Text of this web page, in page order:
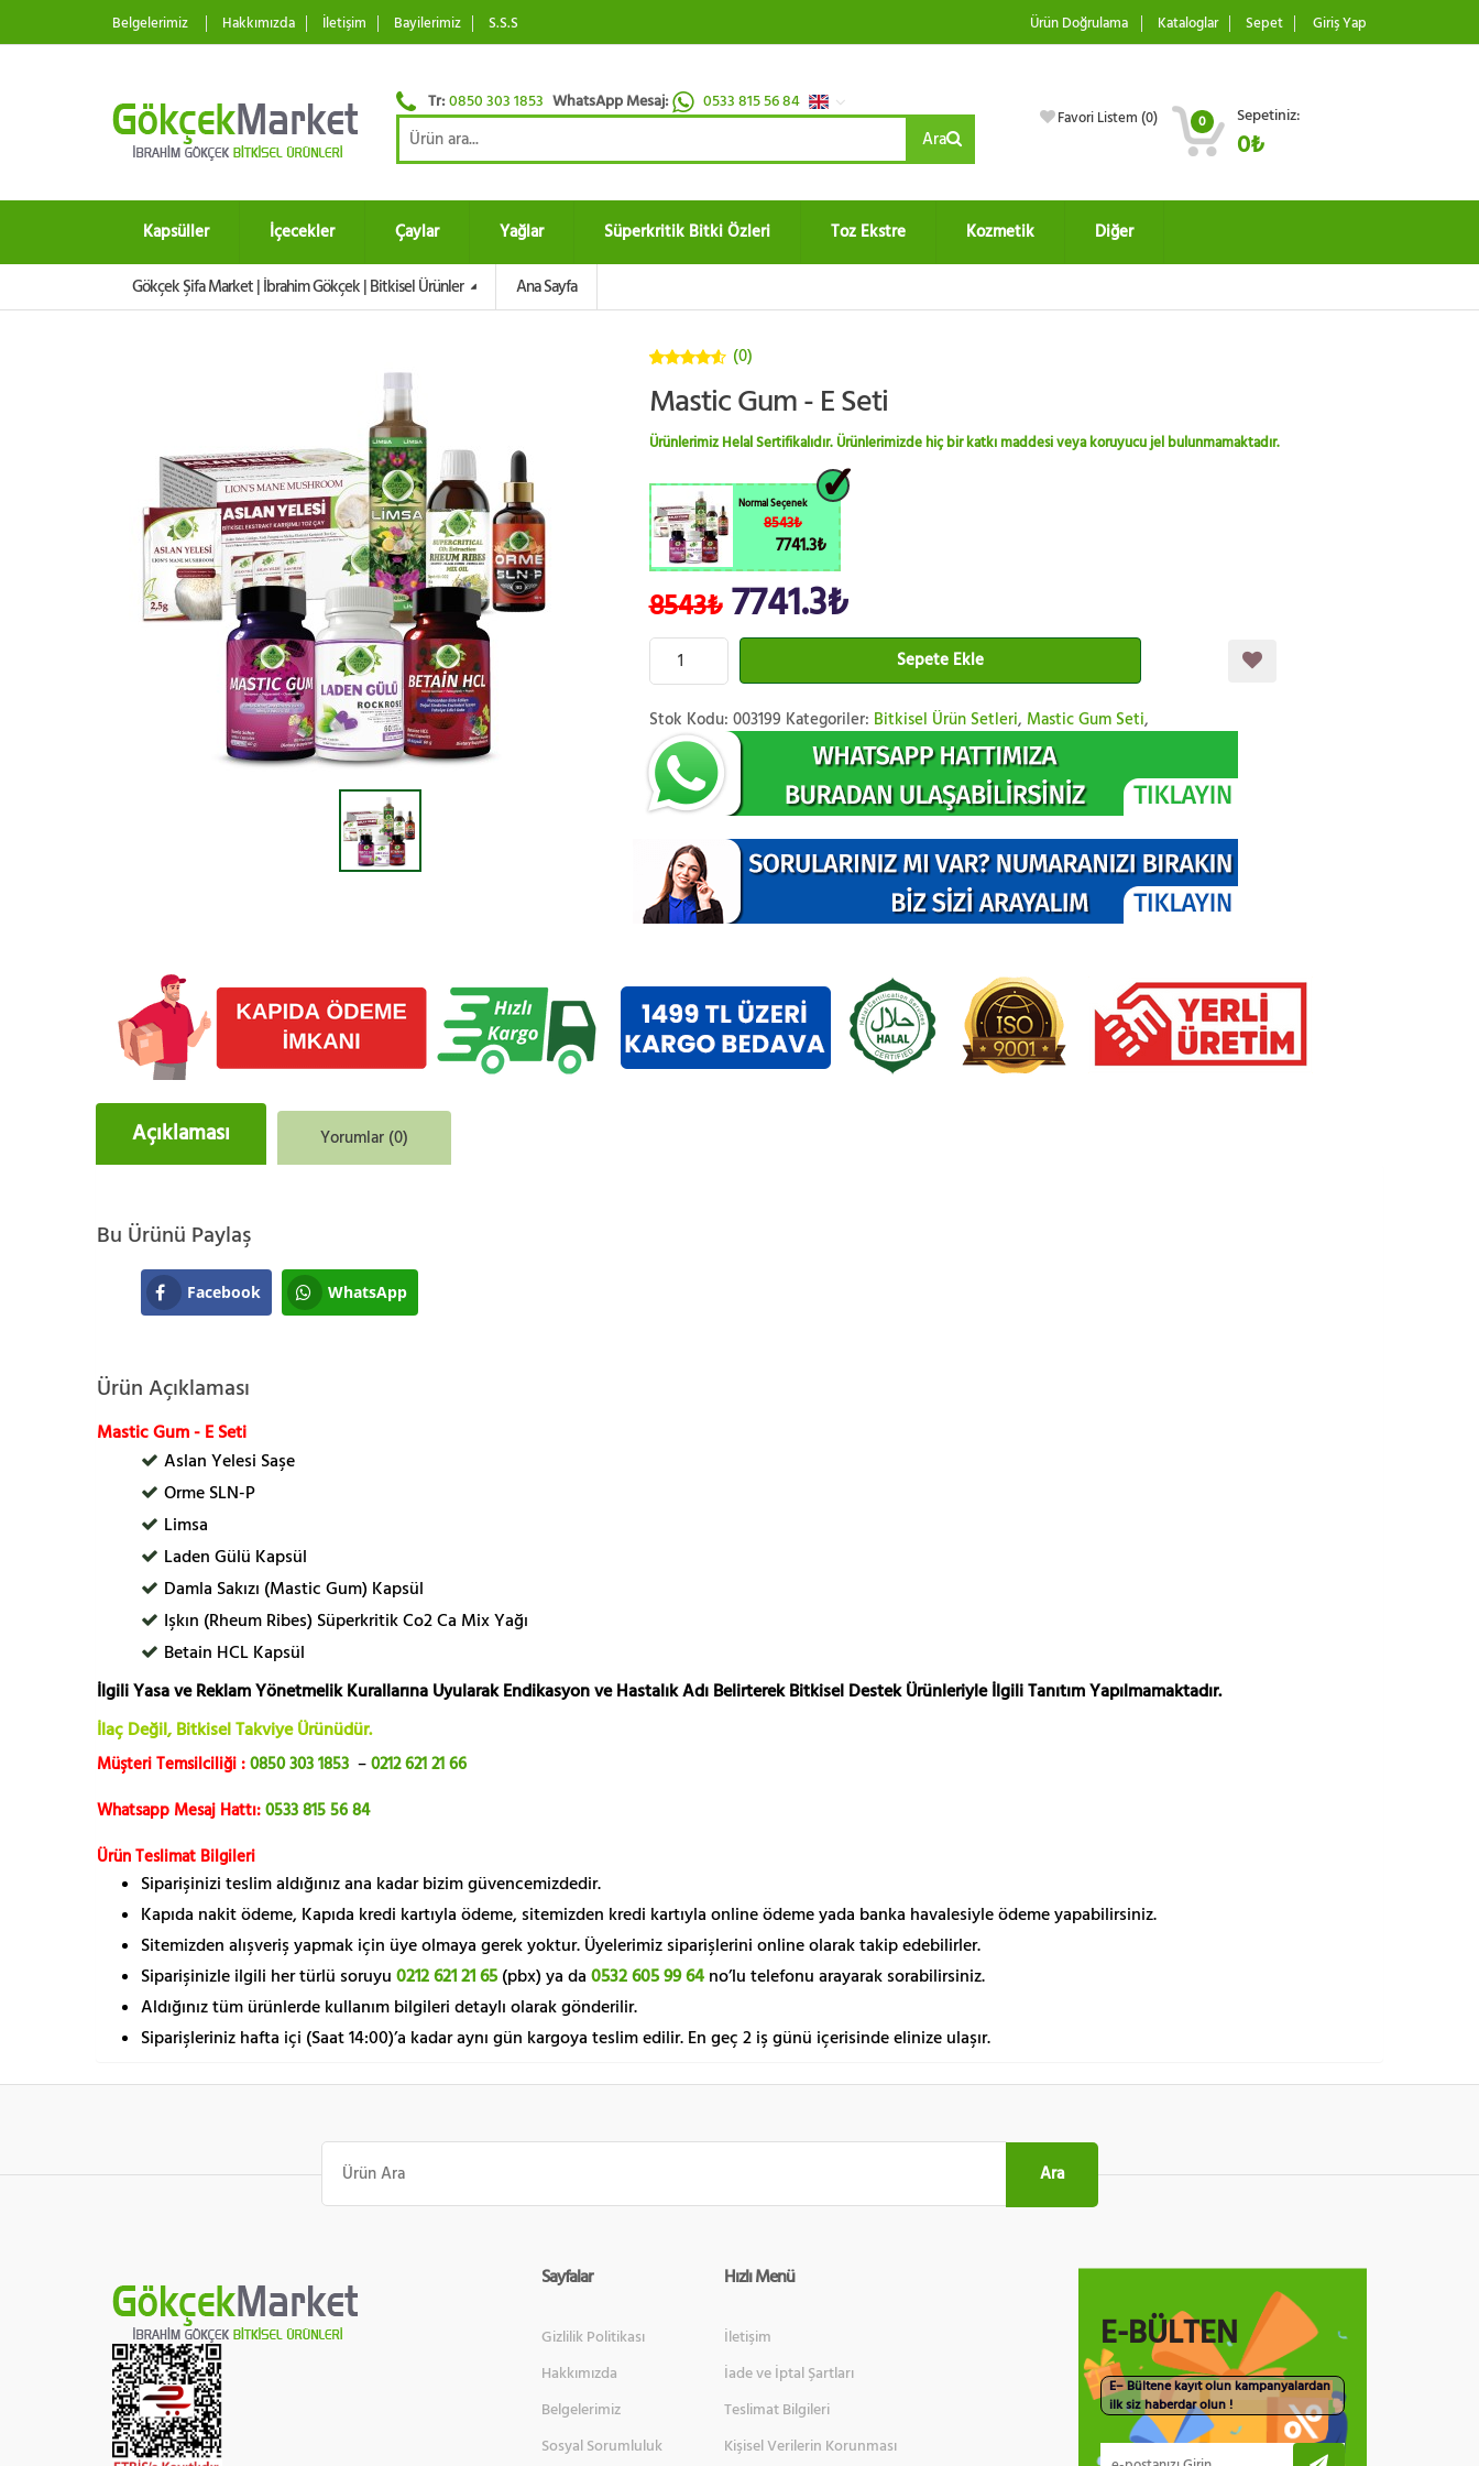
Belgelerimiz Hakkımızda İletişim Bayilerimiz S.S.S Ürün Doğrulama Kataloglar Sepet Giriş Yap
Tr:0850 303 1853 WhatsApp Mesaj: 0533 815 56 84
Ara
Favori Listem (0) 0 Sepetiniz:
0₺
Kapsüller İçecekler Çaylar Yağlar Süperkritik Bitki Özleri Toz Ekstre Kozmetik Diğer
Gökçek Şifa Market | İbrahim Gökçek | Bitkisel Ürünler Ana Sayfa
üzerinden
(0)
Mastic Gum - E Seti
Ürünlerimiz Helal Sertifikalıdır. Ürünlerimizde hiç bir katkı maddesi veya koruyucu jel bulunmamaktadır.
Normal Seçenek
8543₺
7741.3₺
8543₺7741.3₺
Sepete Ekle
Stok Kodu: 003199 Kategoriler: Bitkisel Ürün Setleri, Mastic Gum Seti,
Açıklaması Yorumlar (0)
Bu Ürünü Paylaş
Facebook WhatsApp
Ürün Açıklaması
Mastic Gum - E Seti
Aslan Yelesi Saşe
Orme SLN-P
Limsa
Laden Gülü Kapsül
Damla Sakızı (Mastic Gum) Kapsül
Işkın (Rheum Ribes) Süperkritik Co2 Ca Mix Yağı
Betain HCL Kapsül
İlgili Yasa ve Reklam Yönetmelik Kurallarına Uyularak Endikasyon ve Hastalık Adı Belirterek Bitkisel Destek Ürünleriyle İlgili Tanıtım Yapılmamaktadır.
İlaç Değil, Bitkisel Takviye Ürünüdür.
Müşteri Temsilciliği :0850 303 1853 –0212 621 21 66
Whatsapp Mesaj Hattı:0533 815 56 84
Ürün Teslimat Bilgileri
Siparişinizi teslim aldığınız ana kadar bizim güvencemizdedir.
Kapıda nakit ödeme, Kapıda kredi kartıyla ödeme, sitemizden kredi kartıyla online ödeme yada banka havalesiyle ödeme yapabilirsiniz.
Sitemizden alışveriş yapmak için üye olmaya gerek yoktur. Üyelerimiz siparişlerini online olarak takip edebilirler.
Siparişinizle ilgili her türlü soruyu 0212 621 21 65 (pbx) ya da 0532 605 99 64 no’lu telefonu arayarak sorabilirsiniz.
Aldığınız tüm ürünlerde kullanım bilgileri detaylı olarak gönderilir.
Siparişleriniz hafta içi (Saat 14:00)’a kadar aynı gün kargoya teslim edilir. En geç 2 iş günü içerisinde elinize ulaşır.
Ara:
Ara
Sayfalar
Gizlilik Politikası
Hakkımızda
Belgelerimiz
Sosyal Sorumluluk
Hızlı Menü
İletişim
İade ve İptal Şartları
Teslimat Bilgileri
Kişisel Verilerin Korunması
E-BÜLTEN
E– Bültene kayıt olun kampanyalardan
ilk siz haberdar olun !